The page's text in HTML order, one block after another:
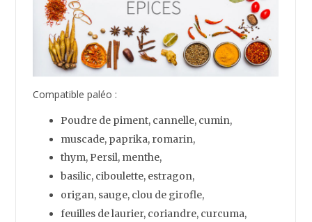
thym, Persil, menthe,
basilic, ciboulette, estragon,
origan, sauge, clou de girofle,
feuilles de laurier, coriandre, curcuma,
ail, poivre de Cayenne, graines de fenouil,
poivre noir, gingembre, anis étoilé,
safran, curry, vanille ……